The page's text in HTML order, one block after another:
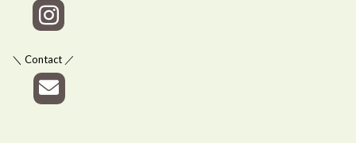
＼ Contact ／